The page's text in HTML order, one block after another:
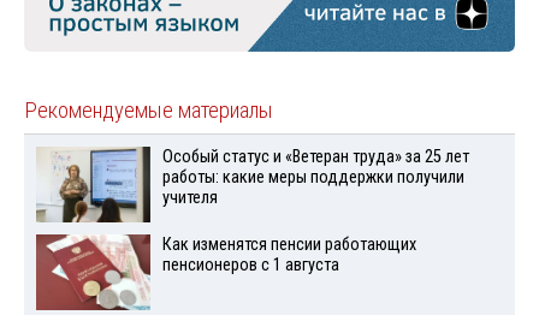
Рекомендуемые материалы
Особый статус и «Ветеран труда» за 25 лет
работы: какие меры поддержки получили
учителя
Как изменятся пенсии работающих
пенсионеров с 1 августа